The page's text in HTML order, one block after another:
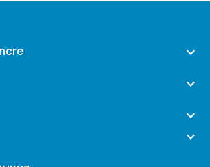



